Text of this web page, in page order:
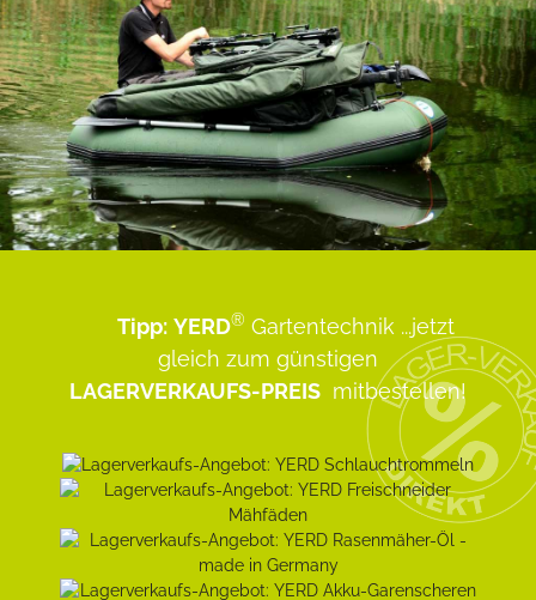
Tipp: YERD® Gartentechnik ...jetzt
gleich zum günstigen
LAGERVERKAUFS-PREIS mitbestellen!